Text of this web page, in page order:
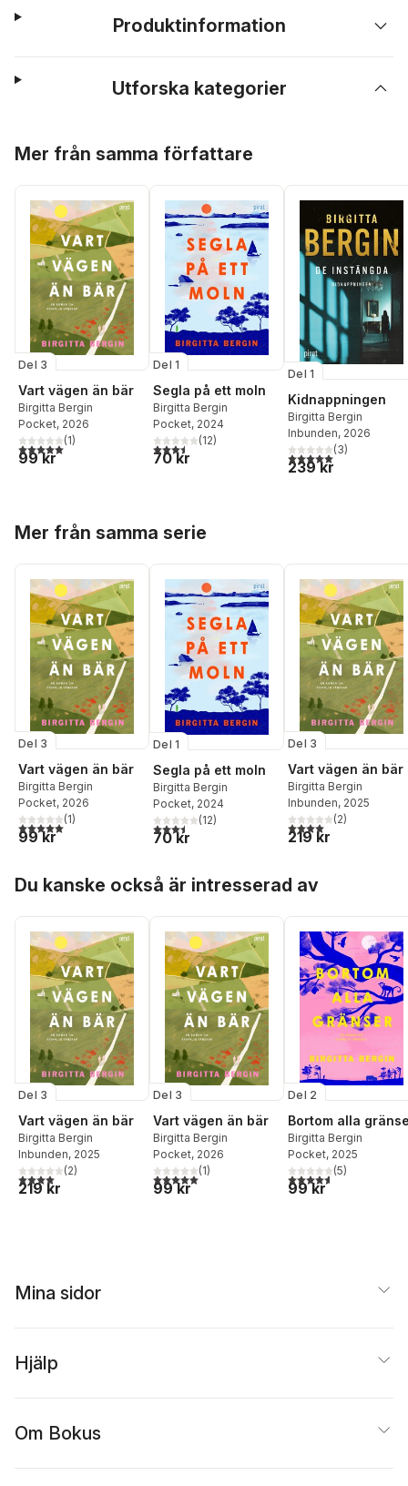
Produktinformation
Utforska kategorier
Mer från samma författare
Del 3
Vart vägen än bär
Birgitta Bergin
Pocket, 2026
5,0utav 5 stjärnor. Totalt antal röster:
(1)
99 kr
Del 1
Segla på ett moln
Birgitta Bergin
Pocket, 2024
3,5utav 5 stjärnor. Totalt antal röster:
(12)
70 kr
Del 1
Kidnappningen
Birgitta Bergin
Inbunden, 2026
5,0utav 5 stjärnor.
(3)
239 kr
Mer från samma serie
Del 3
Vart vägen än bär
Birgitta Bergin
Pocket, 2026
5,0utav 5 stjärnor. Totalt antal röster:
(1)
99 kr
Del 1
Segla på ett moln
Birgitta Bergin
Pocket, 2024
3,5utav 5 stjärnor. Totalt antal röster:
(12)
70 kr
Del 3
Vart vägen än bär
Birgitta Bergin
Inbunden, 2025
4,0utav 5 stjärnor.
(2)
219 kr
Du kanske också är intresserad av
Del 3
Vart vägen än bär
Birgitta Bergin
Inbunden, 2025
4,0utav 5 stjärnor. Totalt antal röster:
(2)
219 kr
Del 3
Vart vägen än bär
Birgitta Bergin
Pocket, 2026
5,0utav 5 stjärnor. Totalt antal röster:
(1)
99 kr
Del 2
Bortom alla
Birgitta Bergin
Pocket, 2025
4,6utav 5 stjärnor.
(5)
99 kr
Mina sidor
Hjälp
Om Bokus